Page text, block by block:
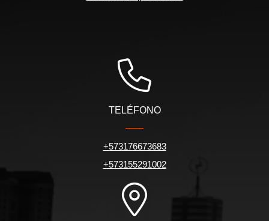
TELÉFONO
+573176673683
+573155291002